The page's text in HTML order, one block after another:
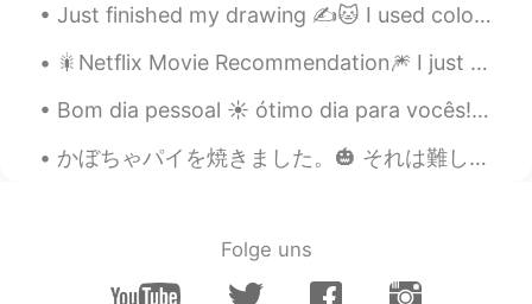
Just finished my drawing ✍️🐱 I used colored pencils and water colors. I hope all of you are stay...
🎇Netflix Movie Recommendation🎆 I just finished watching a movie on Netflix called “Sweet and Sou...
Bom dia pessoal ☀️ ótimo dia para vocês! “Nunca sinta vergonha de usar a mesma roupa, de não ter...
かぼちゃパイを焼きました。🎃 それは難しく、長い時間がかかりました。 でも美味しいです！秋の食べ物が大好きです。🍂🍁 Kabocha pai o yakimashita. Sore wa mu...
Folge uns